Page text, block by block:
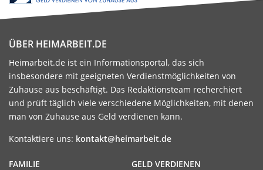
ÜBER HEIMARBEIT.DE
Heimarbeit.de ist ein Informationsportal, das sich
insbesondere mit geeigneten Verdienstmöglichkeiten von
Zuhause aus beschäftigt. Das Redaktionsteam recherchiert
und prüft täglich viele verschiedene Möglichkeiten, mit denen
man von Zuhause aus Geld verdienen kann.
Kontaktiere uns: kontakt@heimarbeit.de
GELD VERDIENEN
FAMILIE